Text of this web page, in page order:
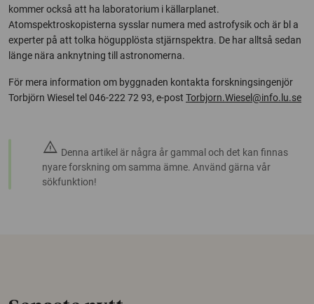
kommer också att ha laboratorium i källarplanet.
Atomspektroskopisterna sysslar numera med astrofysik och är bl a
experter på att tolka högupplösta stjärnspektra. De har alltså sedan
länge nära anknytning till astronomerna.
För mera information om byggnaden kontakta forskningsingenjör
Torbjörn Wiesel tel 046-222 72 93, e-post Torbjorn.Wiesel@info.lu.se
warning Denna artikel är några år gammal och det kan finnas
nyare forskning om samma ämne. Använd gärna vår
sökfunktion!